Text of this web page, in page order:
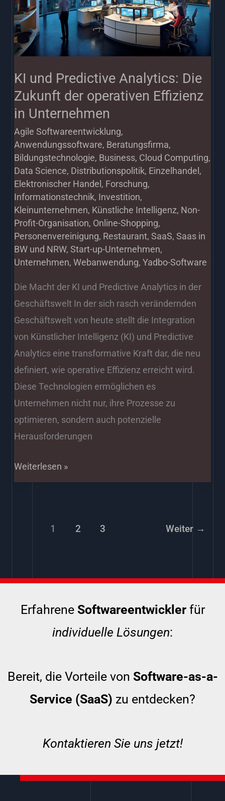
KI und Predictive Analytics: Die
Zukunft der operativen Effizienz
in Unternehmen
Agile Softwareentwicklung,
Anwendungssoftware, Beratungsfirma,
Bildungstechnologie, Business, Cloud Computing,
Data Science, Distributionspolitik, Einzelhandel ,
Elektronischer Handel , Forschung,
Informationstechnik, Investition,
Kleinunternehmen, Künstliche Intelligenz, Non-
Profit-Organisation, Online-Shopping,
Personenvereinigung, Restaurant,SaaS,Saas in
BW und NRW,Start-up-Unternehmen,
Unternehmen,Webanwendung,Yadbo-Software
Die Macht der KI und Predictive Analytics in der
Geschäftswelt In der sich rasch verändernden
Geschäftswelt von heute stellt die Integration
von Künstlicher Intelligenz (KI) und Predictive
Analytics eine transformative Kraft dar, die neu
definiert, wie operative Effizienz erreicht wird.
Diese Technologien ermöglichen es
Unternehmen nicht nur, ihre Prozesse zu
optimieren, sondern auch potenzielle
Herausforderungen
Analytics:
Die
Zukunft
der
Effizienz
in
Unternehmen
Weiterlesen »
1 2 3 Weiter →
Erfahrene Softwareentwicklerfür
individuelle Lösungen:
Bereit, die Vorteile von Software-as-a-
Service (SaaS) zu entdecken?
Kontaktieren Sie uns jetzt!